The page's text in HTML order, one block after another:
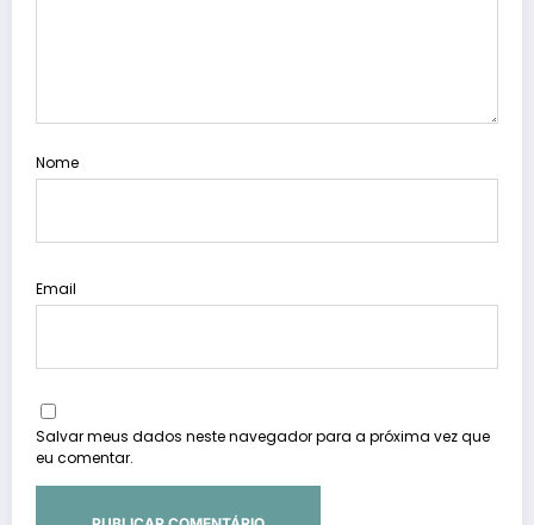
Nome
Email
Salvar meus dados neste navegador para a próxima vez que
eu comentar.